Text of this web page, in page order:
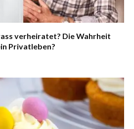
verheiratet? Die Wahrheit
Privatleben?